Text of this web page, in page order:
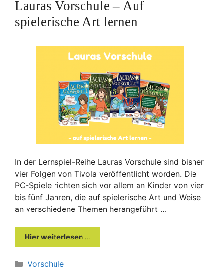
Lauras Vorschule – Auf
spielerische Art lernen
In der Lernspiel-Reihe Lauras Vorschule sind bisher
vier Folgen von Tivola veröffentlicht worden. Die
PC-Spiele richten sich vor allem an Kinder von vier
bis fünf Jahren, die auf spielerische Art und Weise
an verschiedene Themen herangeführt …
Hier weiterlesen …
Kategorien
Vorschule